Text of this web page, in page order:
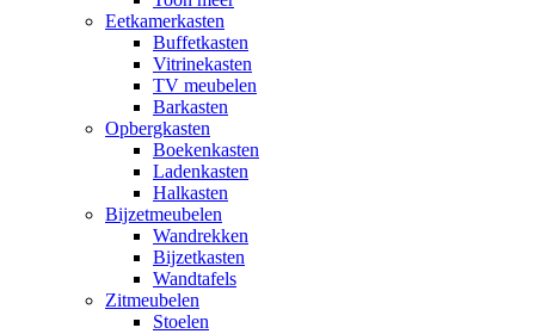
Eetkamerkasten
Buffetkasten
Vitrinekasten
TV meubelen
Barkasten
Opbergkasten
Boekenkasten
Ladenkasten
Halkasten
Bijzetmeubelen
Wandrekken
Bijzetkasten
Wandtafels
Zitmeubelen
Stoelen